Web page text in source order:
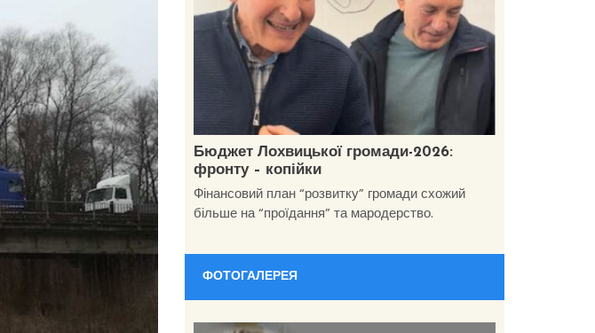
Бюджет Лохвицької громади-2026:
фронту – копійки
Фінансовий план “розвитку” громади схожий
більше на “проїдання” та мародерство.
ФОТОГАЛЕРЕЯ